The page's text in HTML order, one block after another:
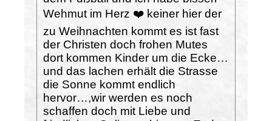
Wehmut im Herz ❤️ keiner hier der
zu Weihnachten kommt es ist fast
der Christen doch frohen Mutes
dort kommen Kinder um die Ecke…
und das lachen erhält die Strasse
die Sonne kommt endlich
hervor…,wir werden es noch
schaffen doch mit Liebe und